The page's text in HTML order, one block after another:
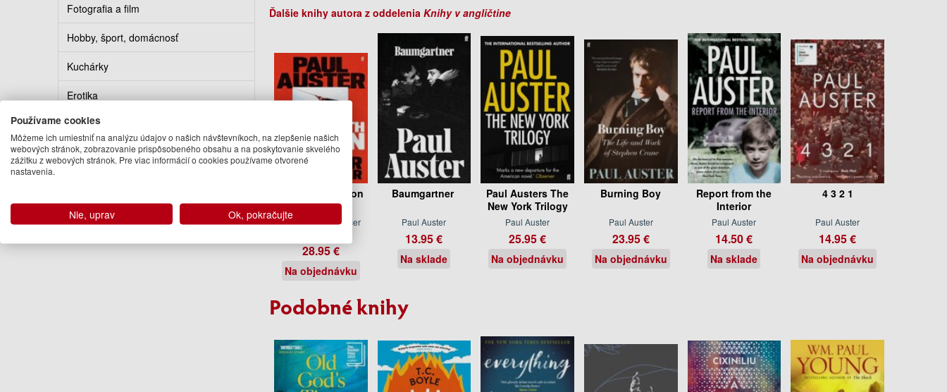
Fotografia a film
Hobby, šport, domácnosť
Kuchárky
Erotika
Kalendáre, diáre, pohľadnice
Turistickí sprievodcovia
Ďalšie knihy autora z oddelenia Knihy v angličtine
Bloodbath Nation
Paul Auster, Spencer
28.95 €
Na objednávku
Baumgartner
Paul Auster
13.95 €
Na sklade
Paul Austers The
New York Trilogy
Paul Auster
25.95 €
Na objednávku
Burning Boy
Paul Auster
23.95 €
Na objednávku
Report from the
Interior
Paul Auster
14.50 €
Na sklade
4 3 2 1
Paul Auster
14.95 €
Na objednávku
Podobné knihy
Používame cookies
Môžeme ich umiestniť na analýzu údajov o našich návštevníkoch, na zlepšenie našich
webových stránok, zobrazovanie prispôsobeného obsahu a na poskytovanie skvelého
zážitku z webových stránok. Pre viac informácií o cookies používame otvorené
nastavenia.
Nie, uprav Ok, pokračujte